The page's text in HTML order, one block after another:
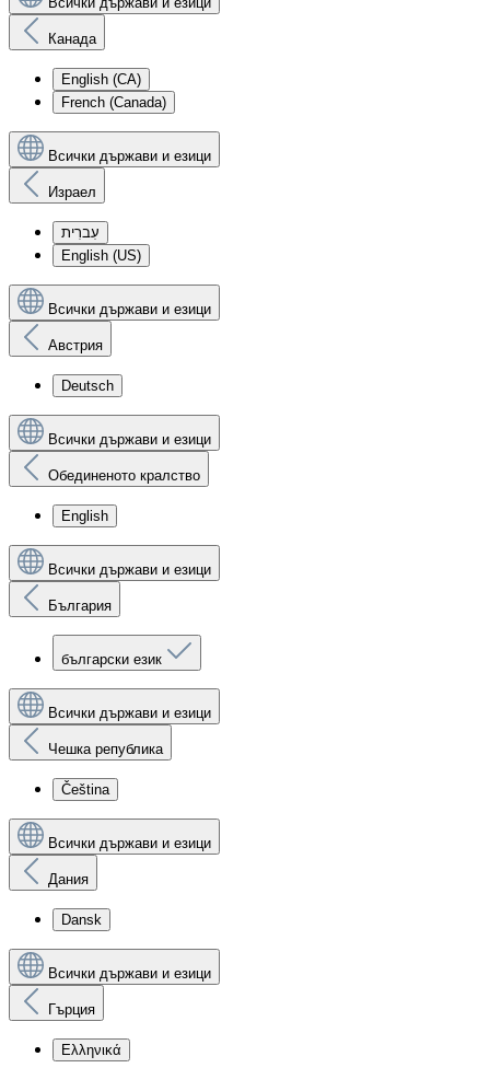
Канада
English (CA)
French (Canada)
Всички държави и езици
Израел
עִברִית
English (US)
Всички държави и езици
Австрия
Deutsch
Всички държави и езици
Обединеното кралство
English
Всички държави и езици
България
български език
Всички държави и езици
Чешка република
Čeština
Всички държави и езици
Дания
Dansk
Всички държави и езици
Гърция
Ελληνικά